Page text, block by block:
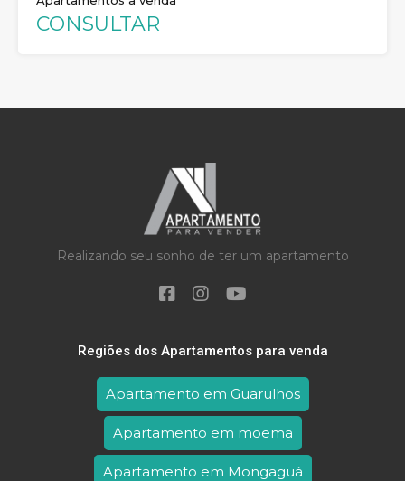
CONSULTAR
Realizando seu sonho de ter um apartamento
Regiões dos Apartamentos para venda
Apartamento em Guarulhos
Apartamento em moema
Apartamento em Mongaguá